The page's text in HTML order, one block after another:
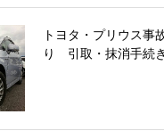
トヨタ・プリウス
り 引取・抹消手続